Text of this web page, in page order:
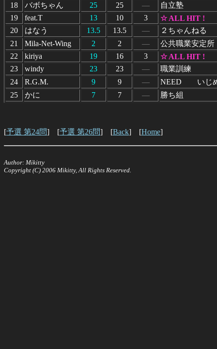
18
バボちゃん 25 25 ―
自立塾
19
feat.T 13 10 3
☆ ALL HIT !
20
はなう 13.5 13.5 ―
２ちゃんね
21
Mila-Net-Wing 2 2 ―
公共職業安定
22
kiriya 19 16 3
☆ ALL HIT !
23
windy 23 23 ―
職業訓練
24
R.G.M. 9 9 ―
NEED いじ
25
かに 7 7 ― 勝ち組
[予選 第24問] [予選 第26問] [Back] [Home]
Author: Mikitty
Copyright (C) 2006 Mikitty, All Rights Reserved.